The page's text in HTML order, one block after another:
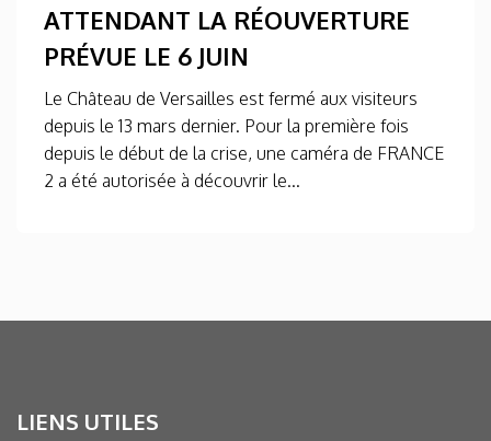
ATTENDANT LA RÉOUVERTURE
PRÉVUE LE 6 JUIN
Le Château de Versailles est fermé aux visiteurs
depuis le 13 mars dernier. Pour la première fois
depuis le début de la crise, une caméra de FRANCE
2 a été autorisée à découvrir le...
LIENS UTILES